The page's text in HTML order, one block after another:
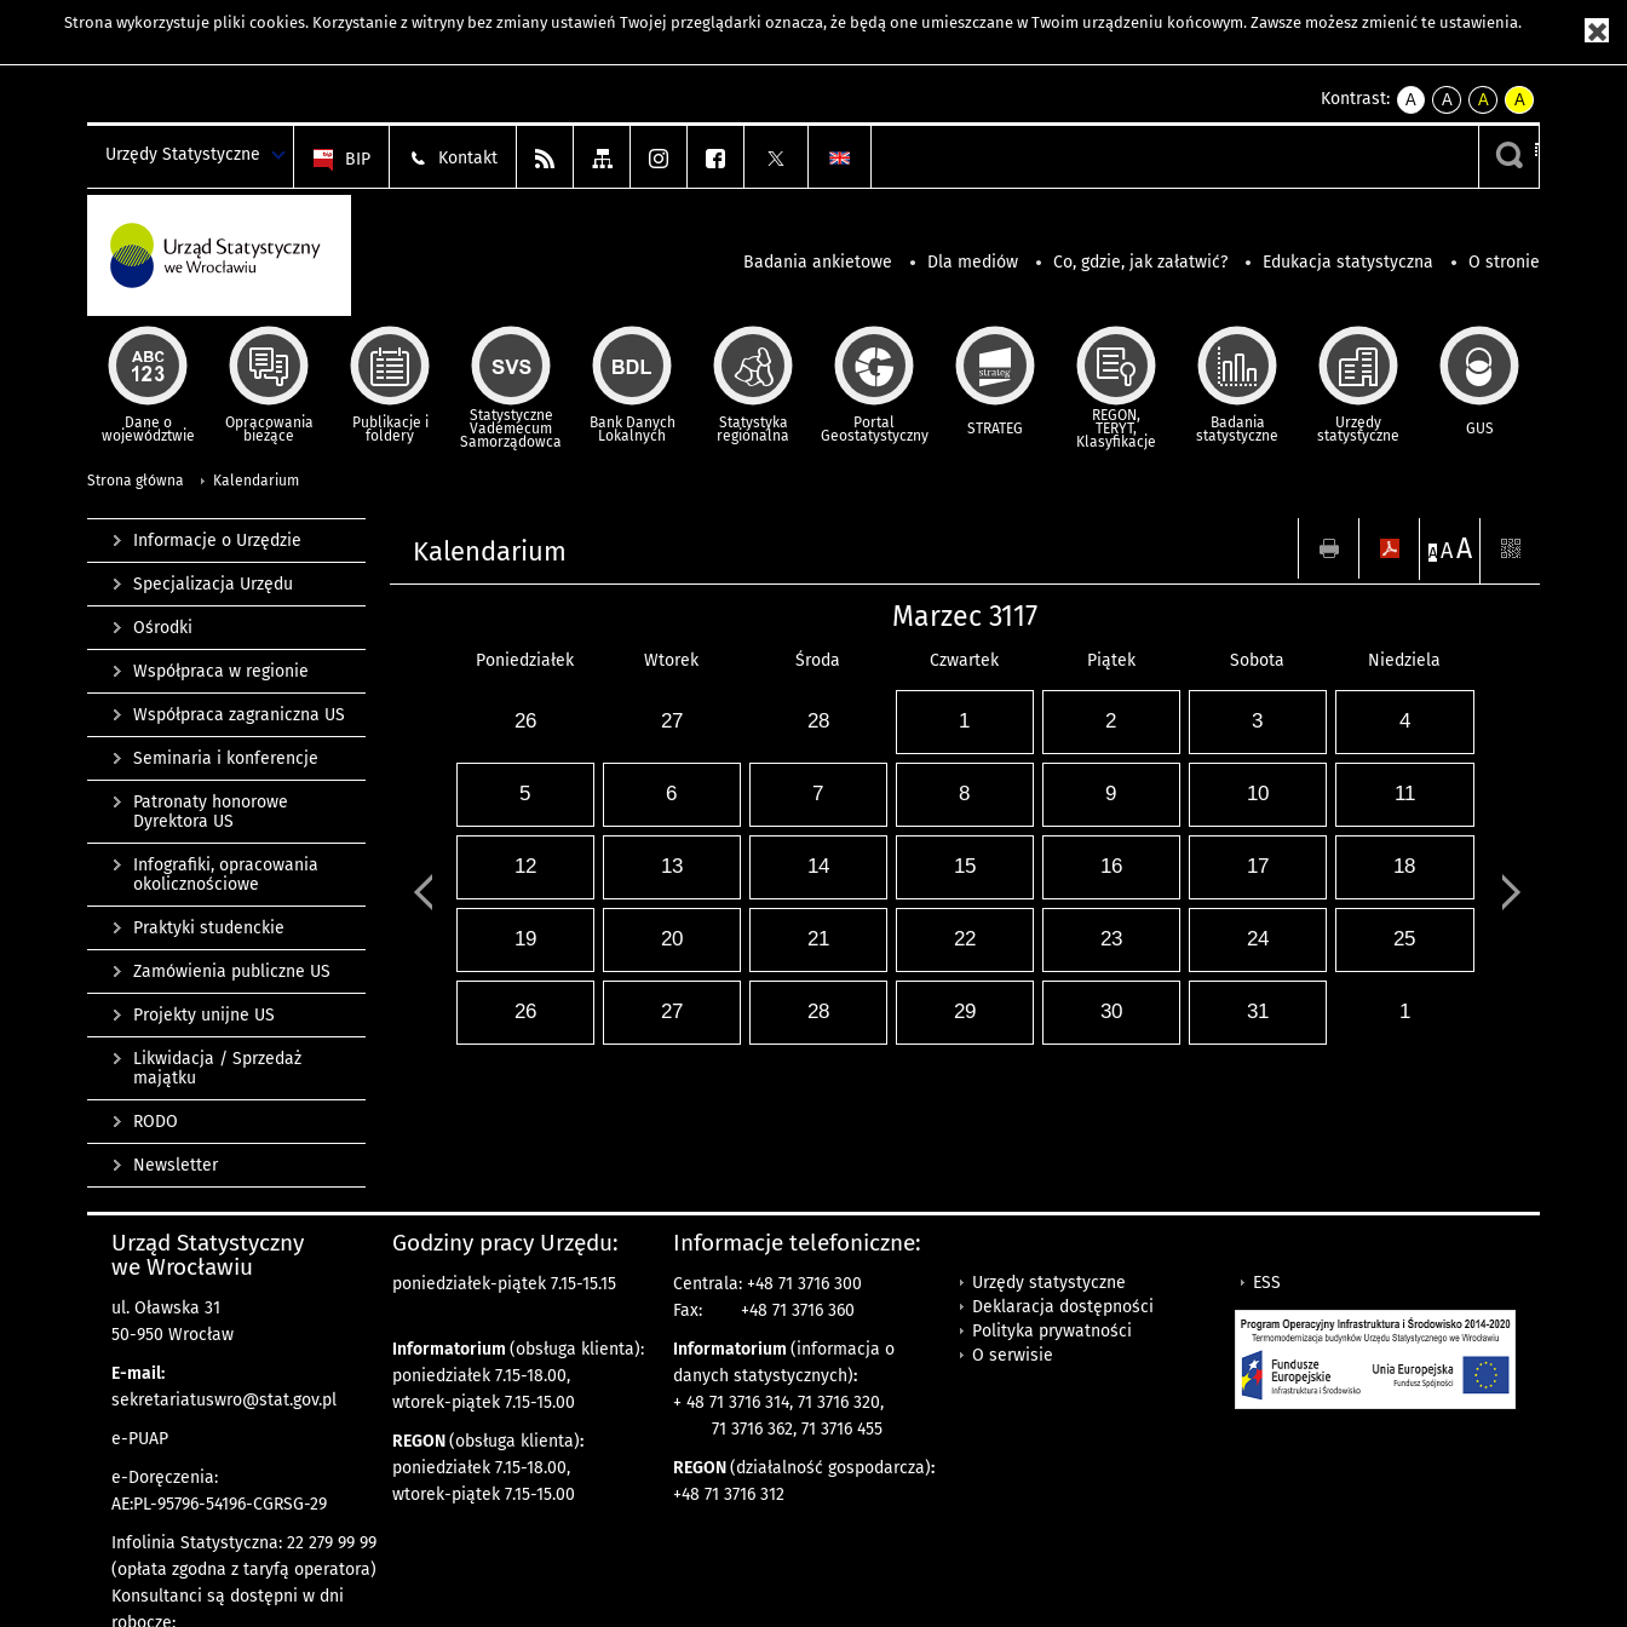
Strona wykorzystuje pliki cookies. Korzystanie z witryny bez zmiany ustawień Twojej przeglądarki oznacza, że będą one umieszczane w Twoim urządzeniu końcowym. Zawsze możesz zmienić te ustawienia.
Kontrast:
A
kontrast
A
kontrast
czarnym
A
kontrast
żółty
tekst
czarnym
A
kontrast
czarny
tekst
żółtym
Urzędy Statystyczne BIP Kontakt
Badania ankietowe Dla mediów Co, gdzie, jak załatwić? Edukacja statystyczna O stronie
Dane o
województwie
Opracowania
bieżące
Publikacje i
foldery
Statystyczne
Vademecum
Samorządowca
Bank Danych
Lokalnych
Statystyka
regionalna
Portal
Geostatystyczny STRATEG
REGON,
TERYT,
Klasyfikacje
Badania
statystyczne
Urzędy
statystyczne GUS
Strona główna Kalendarium
Kalendarium A AA
Marzec 3117
Poniedziałek Wtorek Środa Czwartek Piątek Sobota Niedziela
26 27 28 1 2 3 4
5 6 7 8 9 10 11
12 13 14 15 16 17 18
19 20 21 22 23 24 25
26 27 28 29 30 31 1
Informacje o Urzędzie
Specjalizacja Urzędu
Ośrodki
Współpraca w regionie
Współpraca zagraniczna US
Seminaria i konferencje
Patronaty honorowe
Dyrektora US
Infografiki, opracowania
okolicznościowe
Praktyki studenckie
Zamówienia publiczne US
Projekty unijne US
Likwidacja / Sprzedaż
majątku
RODO
Newsletter
Urząd Statystyczny
we Wrocławiu
ul. Oławska 31
50-950 Wrocław
E-mail:
sekretariatuswro@stat.gov.pl
e-PUAP
e-Doręczenia:
AE:PL-95796-54196-CGRSG-29
Infolinia Statystyczna: 22 279 99 99
(opłata zgodna z taryfą operatora)
Konsultanci są dostępni w dni
robocze:
Godziny pracy Urzędu:
poniedziałek-piątek 7.15-15.15
Informatorium (obsługa klienta):
poniedziałek 7.15-18.00,
wtorek-piątek 7.15-15.00
REGON(obsługa klienta):
poniedziałek 7.15-18.00,
wtorek-piątek 7.15-15.00
Informacje telefoniczne:
Centrala: +48 71 3716 300
Fax:
+48 71 3716 360
Informatorium (informacja o
danych statystycznych):
+ 48 71 3716 314, 71 3716 320,
71 3716 362, 71 3716 455
REGON(działalność gospodarcza):
+48 71 3716 312
Urzędy statystyczne
Deklaracja dostępności
Polityka prywatności
O serwisie
ESS